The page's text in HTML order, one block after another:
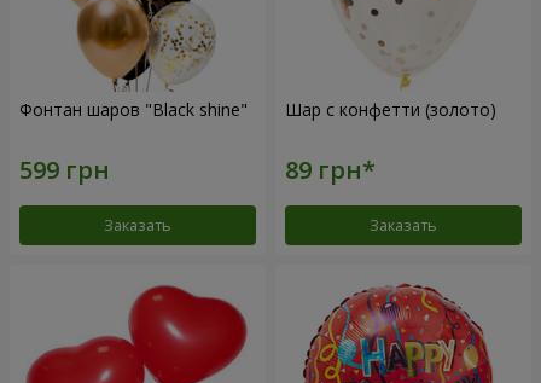
Фонтан шаров "Black shine"
Заказать
Шар с конфетти (золото)
Заказать